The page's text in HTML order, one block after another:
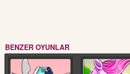
BENZER OYUNLAR